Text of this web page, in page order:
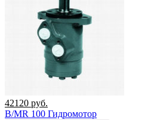
42120 руб.
B/MR 100 Гидромотор